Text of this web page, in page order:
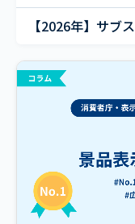
【2026年】サブ